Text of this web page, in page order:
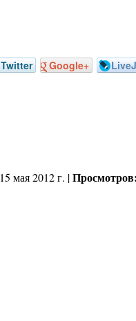
Twitter Google+
15 мая 2012 г. |